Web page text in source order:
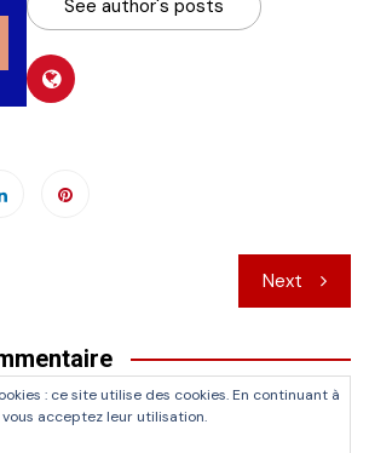
See author's posts
Next
pour publier un commentaire.
: ce site utilise des cookies. En continuant à
acceptez leur utilisation.